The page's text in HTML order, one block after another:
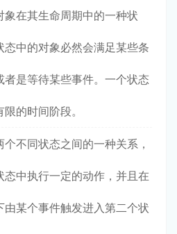
在其生命周期中的一种状
态中的对象必然会满足某些条
者是等待某些事件。一个状态
的时间阶段。
不同状态之间的一种关系，
态中执行一定的动作，并且在
由某个事件触发进入第二个状